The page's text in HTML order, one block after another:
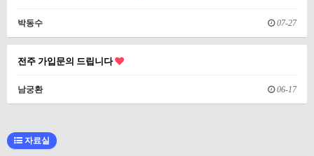
박동수 07-27
전주 가입문의 드립니다
남궁환 06-17
자료실